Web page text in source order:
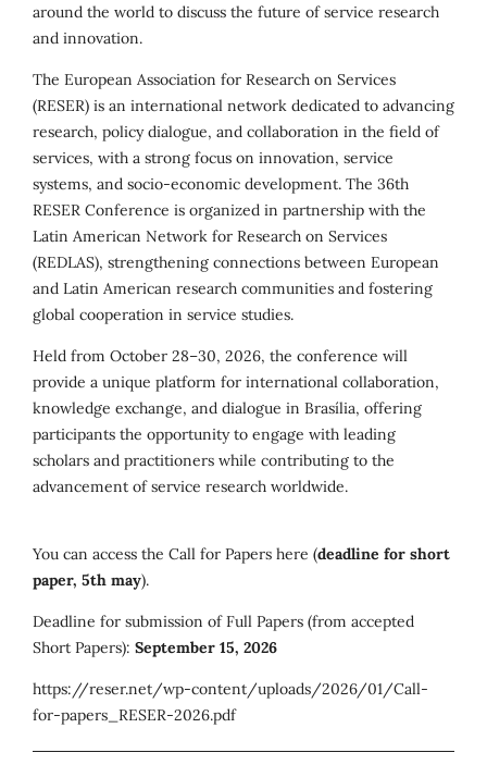
around the world to discuss the future of service research
and innovation.
The European Association for Research on Services
(RESER) is an international network dedicated to advancing
research, policy dialogue, and collaboration in the field of
services, with a strong focus on innovation, service
systems, and socio-economic development. The 36th
RESER Conference is organized in partnership with the
Latin American Network for Research on Services
(REDLAS), strengthening connections between European
and Latin American research communities and fostering
global cooperation in service studies.
Held from October 28–30, 2026, the conference will
provide a unique platform for international collaboration,
knowledge exchange, and dialogue in Brasília, offering
participants the opportunity to engage with leading
scholars and practitioners while contributing to the
advancement of service research worldwide.
You can access the Call for Papers here (deadline for short
paper, 5th may).
Deadline for submission of Full Papers (from accepted
Short Papers): September 15, 2026
https://reser.net/wp-content/uploads/2026/01/Call-
for-papers_RESER-2026.pdf